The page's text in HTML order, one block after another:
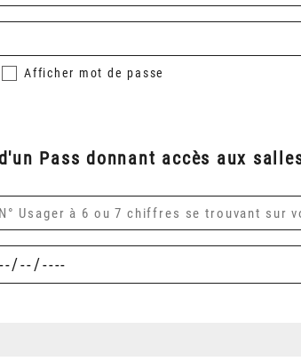
Afficher mot de passe
Pass donnant accès aux